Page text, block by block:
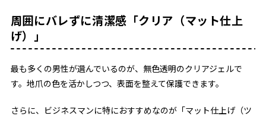
周囲にバレずに清潔感「クリア（マット仕上
げ）」
最も多くの男性が選んでいるのが、無色透明のクリアジェルで
す。地爪の色を活かしつつ、表面を整えて保護できます。
さらに、ビジネスマンに特におすすめなのが「マット仕上げ（ツ